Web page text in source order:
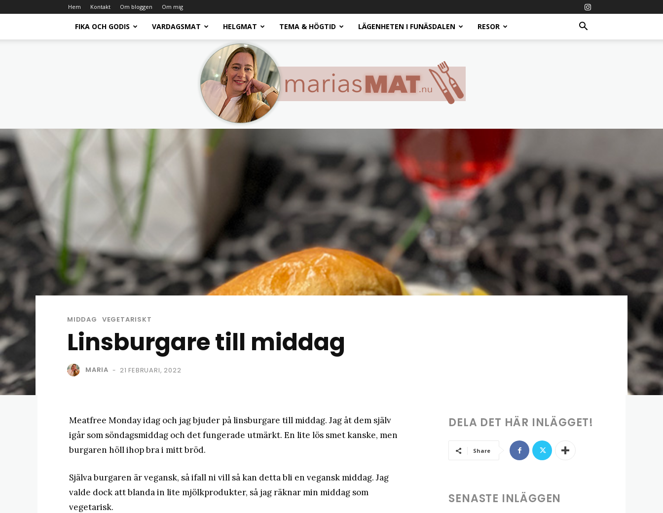
Hem Kontakt Om bloggen Om mig
FIKA OCH GODIS VARDAGSMAT HELGMAT TEMA & HÖGTID LÄGENHETEN I FUNÄSDALEN RESOR
Marias
matblogg
MIDDAG VEGETARISKT
Linsburgare till middag
MARIA - 21 FEBRUARI, 2022
Meatfree Monday idag och jag bjuder på linsburgare till middag. Jag åt dem själv
igår som söndagsmiddag och det fungerade utmärkt. En lite lös smet kanske, men
burgaren höll ihop bra i mitt bröd.
Själva burgaren är vegansk, så ifall ni vill så kan detta bli en vegansk middag. Jag
valde dock att blanda in lite mjölkprodukter, så jag räknar min middag som
vegetarisk.
DELA DET HÄR INLÄGGET!
Share
SENASTE INLÄGGEN